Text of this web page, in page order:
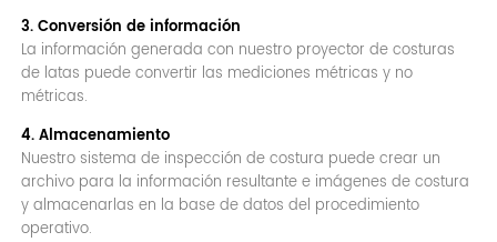
3. Conversión de información
La información generada con nuestro proyector de costuras
de latas puede convertir las mediciones métricas y no
métricas.
4. Almacenamiento
Nuestro sistema de inspección de costura puede crear un
archivo para la información resultante e imágenes de costura
y almacenarlas en la base de datos del procedimiento
operativo.